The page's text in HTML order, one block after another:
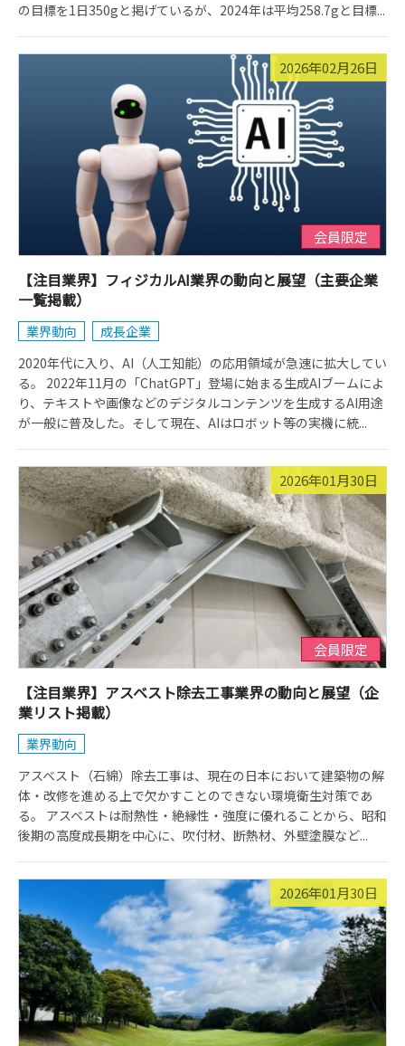
の目標を1日350gと掲げているが、2024年は平均258.7gと目標...
2026年02月26日
会員限定
【注目業界】フィジカルAI業界の動向と展望（主要企業
一覧掲載）
業界動向
成長企業
2020年代に入り、AI（人工知能）の応用領域が急速に拡大してい
る。 2022年11月の「ChatGPT」登場に始まる生成AIブームによ
り、テキストや画像などのデジタルコンテンツを生成するAI用途
が一般に普及した。そして現在、AIはロボット等の実機に統...
2026年01月30日
会員限定
【注目業界】アスベスト除去工事業界の動向と展望（企
業リスト掲載）
業界動向
アスベスト（石綿）除去工事は、現在の日本において建築物の解
体・改修を進める上で欠かすことのできない環境衛生対策であ
る。 アスベストは耐熱性・絶縁性・強度に優れることから、昭和
後期の高度成長期を中心に、吹付材、断熱材、外壁塗膜など...
2026年01月30日